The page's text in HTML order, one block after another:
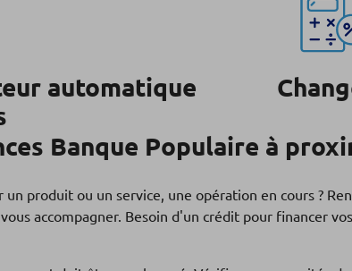
automatique
Banque Populaire à
un produit ou un service, une opération en cours ?
accompagner. Besoin d'un crédit pour financer